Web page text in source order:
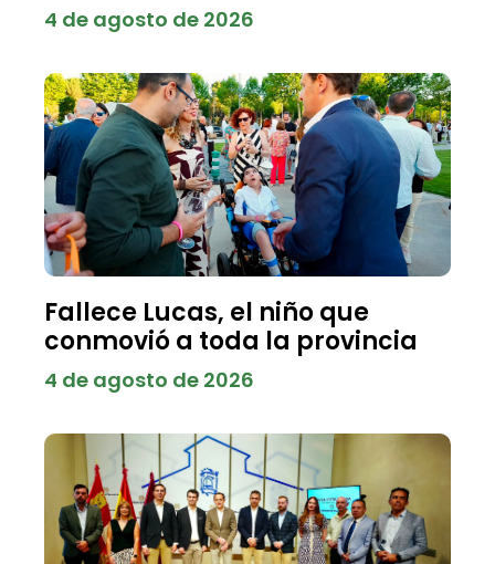
4 de agosto de 2026
Fallece Lucas, el niño que
conmovió a toda la provincia
4 de agosto de 2026